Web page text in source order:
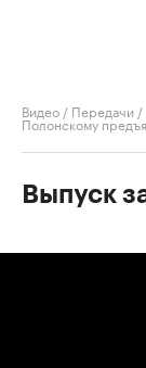
Видео / Передачи /
Полонскому
Выпуск